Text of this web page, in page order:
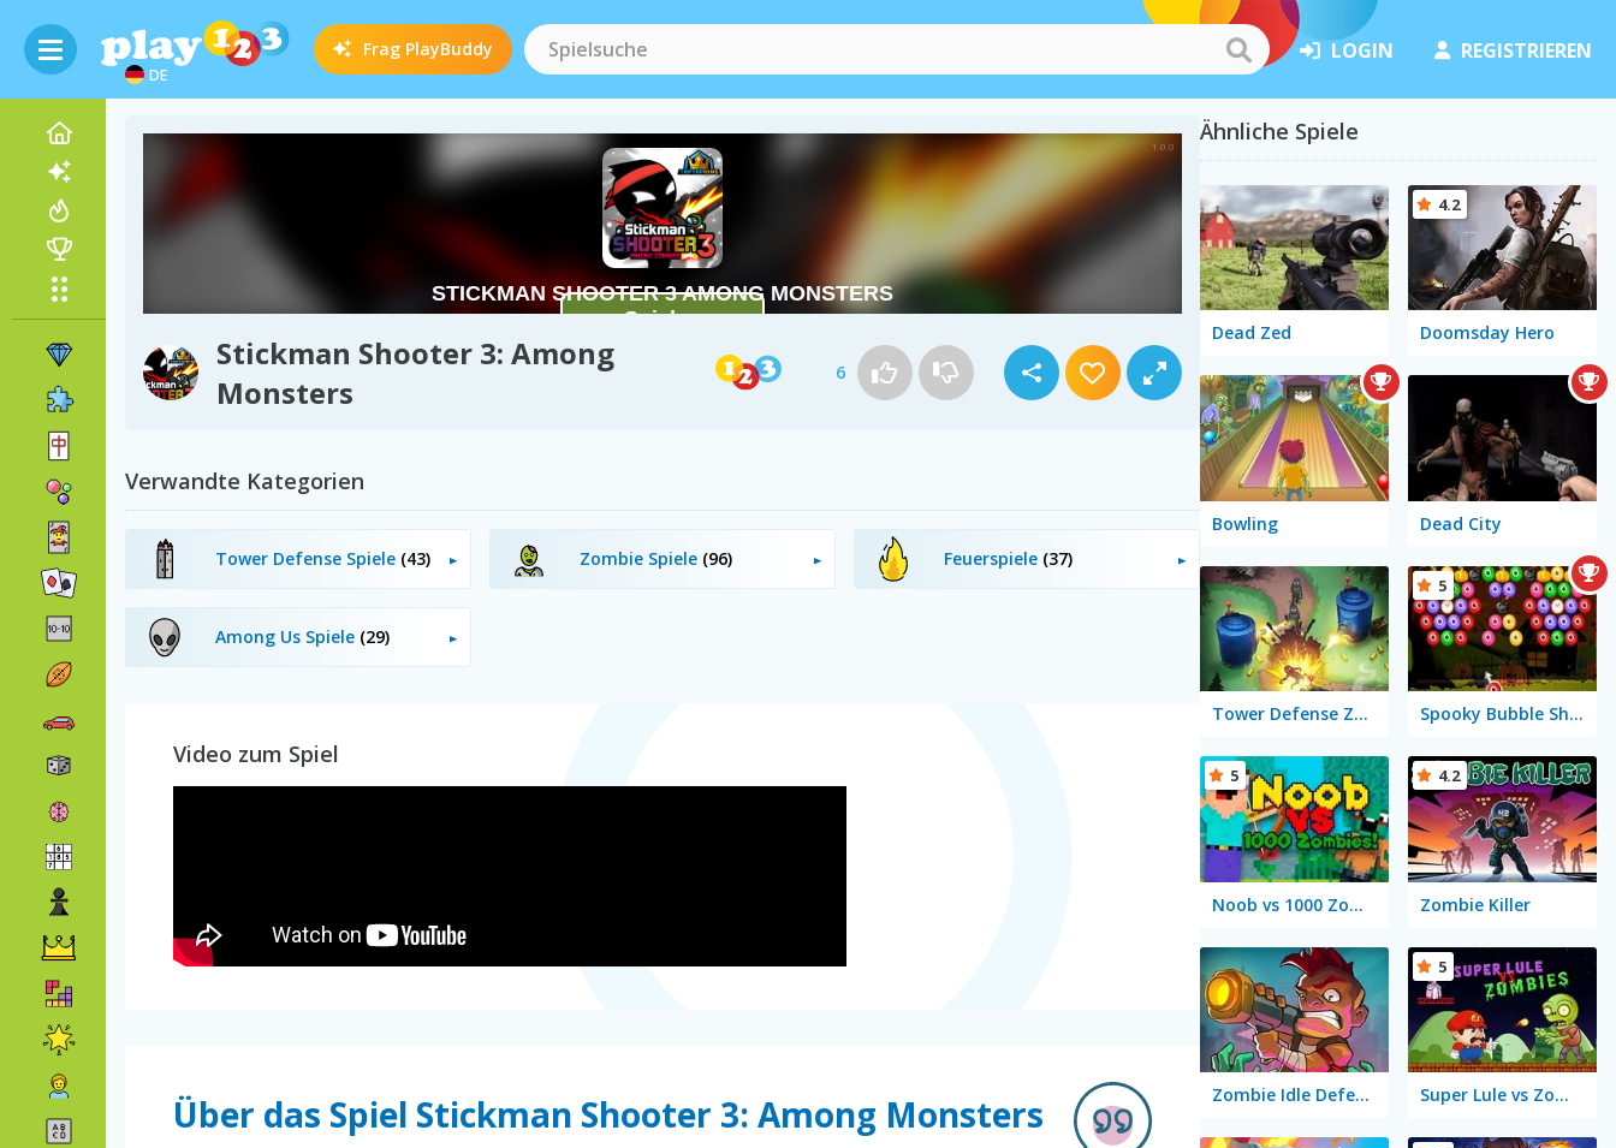
DE
Frag PlayBuddy LOGIN REGISTRIEREN
Stickman Shooter 3: Among
Monsters
6
Verwandte Kategorien
Tower Defense Spiele (43) Zombie Spiele (96) Feuerspiele (37)
Among Us Spiele (29)
Video zum Spiel
Über das Spiel Stickman Shooter 3: Among Monsters
Ähnliche Spiele
Dead Zed Doomsday Hero
4.2
Bowling Dead City
Tower Defense Zombies Spooky Bubble Shooter
5
Noob vs 1000 Zombies!
5
Zombie Killer
4.2
Zombie Idle Defense Super Lule vs Zombies
5